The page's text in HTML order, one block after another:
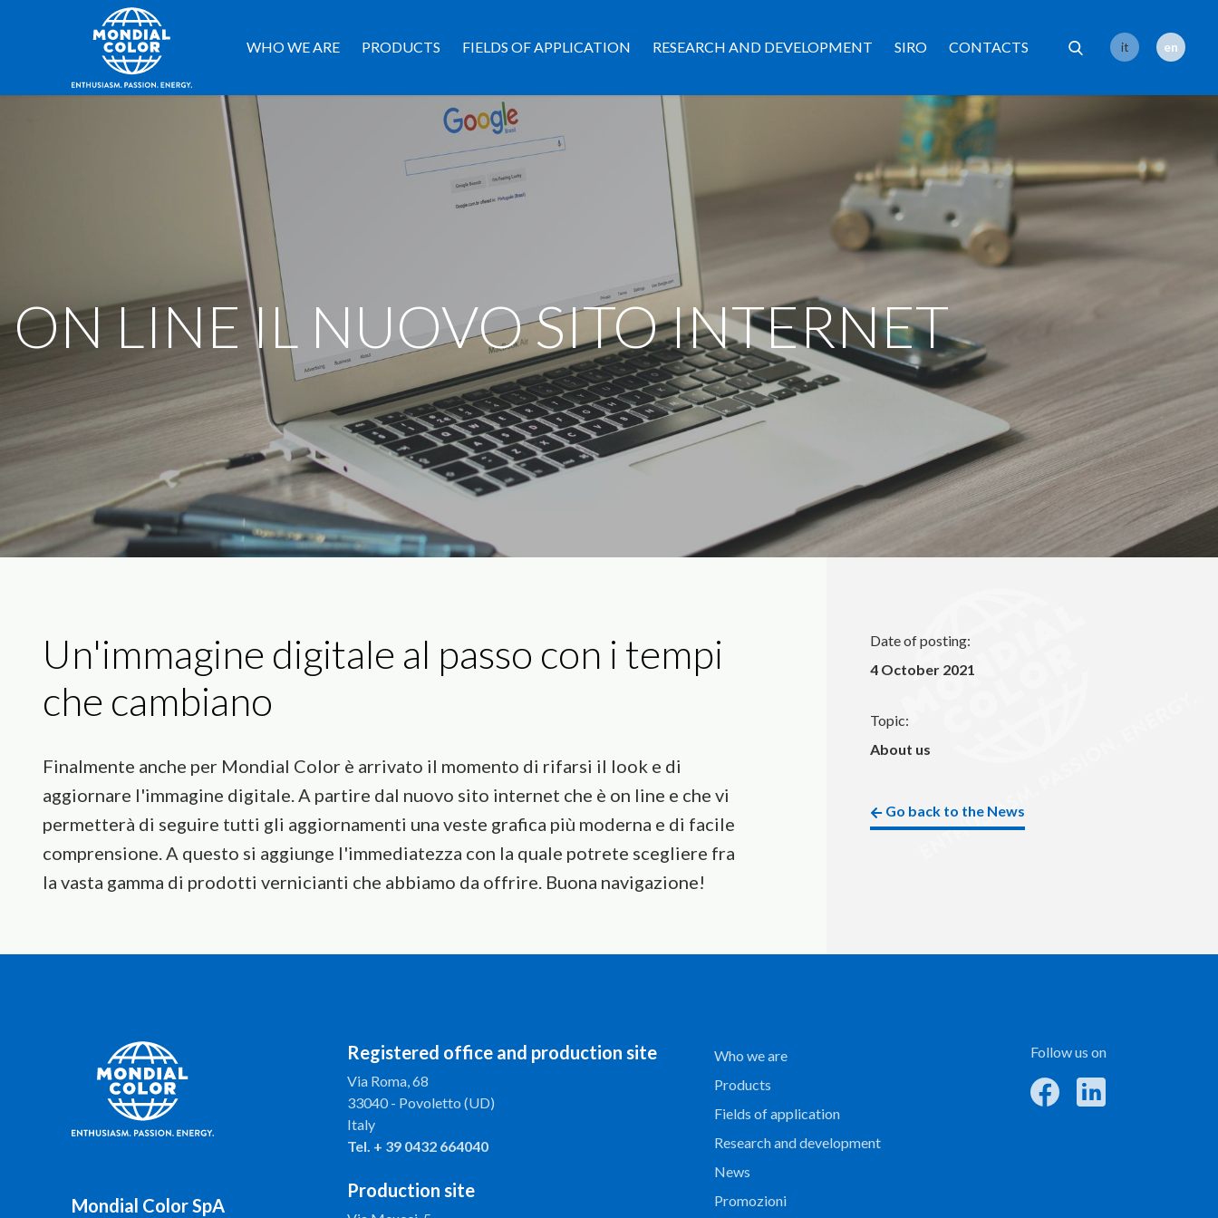
WHO WE ARE PRODUCTS FIELDS OF APPLICATION RESEARCH AND DEVELOPMENT SIRO CONTACTS it en
ON LINE IL NUOVO SITO INTERNET
Un'immagine digitale al passo con i tempi
che cambiano
Finalmente anche per Mondial Color è arrivato il momento di rifarsi il look e di
aggiornare l'immagine digitale. A partire dal nuovo sito internet che è on line e che vi
permetterà di seguire tutti gli aggiornamenti una veste grafica più moderna e di facile
comprensione. A questo si aggiunge l'immediatezza con la quale potrete scegliere fra
la vasta gamma di prodotti vernicianti che abbiamo da offrire. Buona navigazione!
Date of posting:
4 October 2021
Topic:
About us
Go back to the News
Who we are
Products
Fields of application
Research and development
News
Promozioni
Mondial Color SpA
Registered office and production site
Via Roma, 68
33040 - Povoletto (UD)
Italy
Tel. + 39 0432 664040
Production site
Follow us on